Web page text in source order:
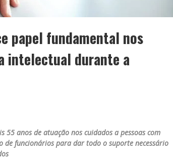
papel fundamental nos
intelectual durante a
55 anos de atuação nos cuidados a pessoas com
de funcionários para dar todo o suporte necessário